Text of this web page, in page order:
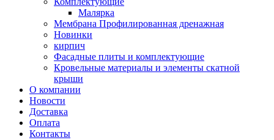
Малярка
Мембрана Профилированная дренажная
Новинки
кирпич
Фасадные плиты и комплектующие
Кровельные материалы и элементы скатной
крыши
О компании
Новости
Доставка
Оплата
Контакты